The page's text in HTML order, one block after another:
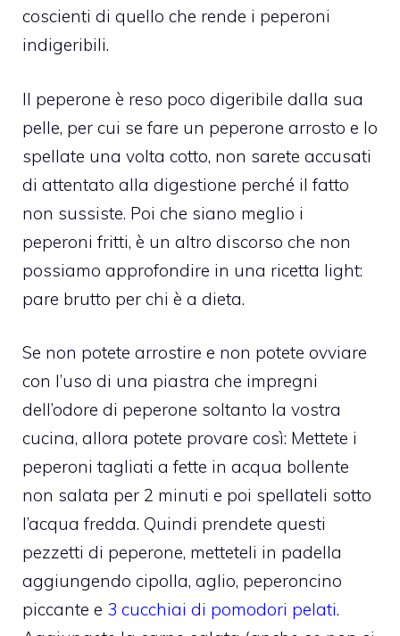
coscienti di quello che rende i peperoni
indigeribili.
Il peperone è reso poco digeribile dalla sua
pelle, per cui se fare un peperone arrosto e lo
spellate una volta cotto, non sarete accusati
di attentato alla digestione perché il fatto
non sussiste. Poi che siano meglio i
peperoni fritti, è un altro discorso che non
possiamo approfondire in una ricetta light:
pare brutto per chi è a dieta.
Se non potete arrostire e non potete ovviare
con l’uso di una piastra che impregni
dell’odore di peperone soltanto la vostra
cucina, allora potete provare così: Mettete i
peperoni tagliati a fette in acqua bollente
non salata per 2 minuti e poi spellateli sotto
l’acqua fredda. Quindi prendete questi
pezzetti di peperone, metteteli in padella
aggiungendo cipolla, aglio, peperoncino
piccante e 3 cucchiai di pomodori pelati.